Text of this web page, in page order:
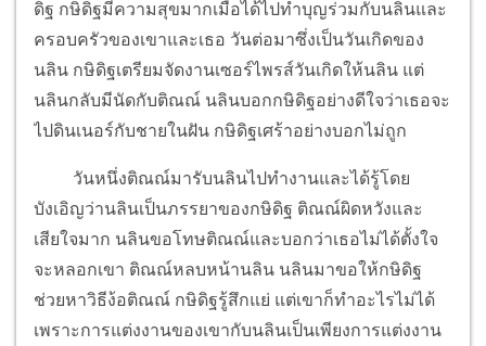
ดิฐ กษิดิฐมีความสุขมากเมื่อได้ไปทำบุญร่วมกับนลินและ
ครอบครัวของเขาและเธอ วันต่อมาซึ่งเป็นวันเกิดของ
นลิน กษิดิฐเตรียมจัดงานเซอร์ไพรส์วันเกิดให้นลิน แต่
นลินกลับมีนัดกับติณณ์ นลินบอกกษิดิฐอย่างดีใจว่าเธอจะ
ไปดินเนอร์กับชายในฝัน กษิดิฐเศร้าอย่างบอกไม่ถูก
วันหนึ่งติณณ์มารับนลินไปทำงานและได้รู้โดย
บังเอิญว่านลินเป็นภรรยาของกษิดิฐ ติณณ์ผิดหวังและ
เสียใจมาก นลินขอโทษติณณ์และบอกว่าเธอไม่ได้ตั้งใจ
จะหลอกเขา ติณณ์หลบหน้านลิน นลินมาขอให้กษิดิฐ
ช่วยหาวิธีง้อติณณ์ กษิดิฐรู้สึกแย่ แต่เขาก็ทำอะไรไม่ได้
เพราะการแต่งงานของเขากับนลินเป็นเพียงการแต่งงาน